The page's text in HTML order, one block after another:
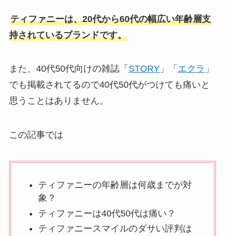
ティファニーは、20代から60代の幅広い年齢層支
持されているブランドです。
また、40代50代向けの雑誌「 STORY」「 エクラ 」
でも掲載されてるので40代50代がつけても痛いと
思うことはありません。
この記事では
ティファニーの年齢層は何歳までが対
象？
ティファニーは40代50代は痛い？
ティファニースマイルのダサい評判は